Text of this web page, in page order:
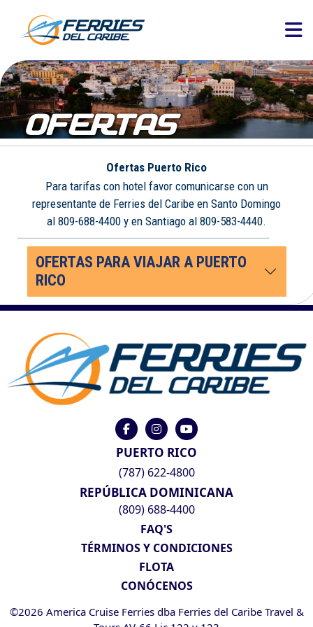
OFERTAS
Ofertas Puerto Rico
Para tarifas con hotel favor comunicarse con un
representante de Ferries del Caribe en Santo Domingo
al 809-688-4400 y en Santiago al 809-583-4440.
OFERTAS PARA VIAJAR A PUERTO
RICO
PUERTO RICO
(787) 622-4800
REPÚBLICA DOMINICANA
(809) 688-4400
FAQ'S
TÉRMINOS Y CONDICIONES
FLOTA
CONÓCENOS
©2026 America Cruise Ferries dba Ferries del Caribe Travel &